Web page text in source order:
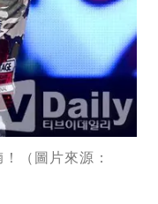
（圖片來源：